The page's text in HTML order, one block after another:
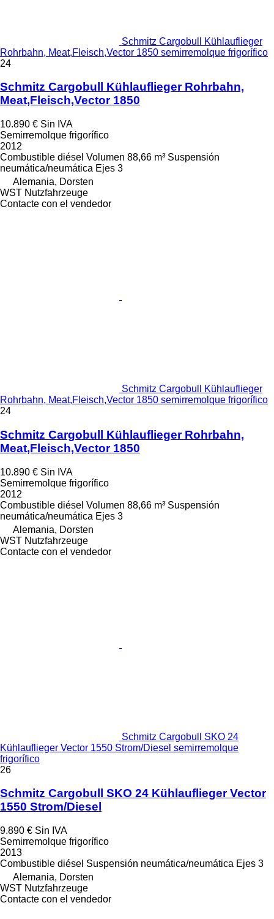
Schmitz Cargobull Kühlauflieger
Rohrbahn, Meat,Fleisch,Vector 1850 semirremolque frigorífico
24
Schmitz Cargobull Kühlauflieger Rohrbahn,
Meat,Fleisch,Vector 1850
10.890 € Sin IVA
Semirremolque frigorífico
2012
Combustible diésel Volumen 88,66 m³ Suspensión
neumática/neumática Ejes 3
Alemania, Dorsten
WST Nutzfahrzeuge
Contacte con el vendedor
Schmitz Cargobull Kühlauflieger
Rohrbahn, Meat,Fleisch,Vector 1850 semirremolque frigorífico
24
Schmitz Cargobull Kühlauflieger Rohrbahn,
Meat,Fleisch,Vector 1850
10.890 € Sin IVA
Semirremolque frigorífico
2012
Combustible diésel Volumen 88,66 m³ Suspensión
neumática/neumática Ejes 3
Alemania, Dorsten
WST Nutzfahrzeuge
Contacte con el vendedor
Schmitz Cargobull SKO 24
Kühlauflieger Vector 1550 Strom/Diesel semirremolque
frigorífico
26
Schmitz Cargobull SKO 24 Kühlauflieger Vector
1550 Strom/Diesel
9.890 € Sin IVA
Semirremolque frigorífico
2013
Combustible diésel Suspensión neumática/neumática Ejes 3
Alemania, Dorsten
WST Nutzfahrzeuge
Contacte con el vendedor